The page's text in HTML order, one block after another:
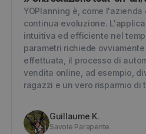
YOPlanning è, come
continua evoluzione.
intuitiva ed efficiente nel
parametri richiede
effettuata, il processo di
vendita online, ad esempio,
ragazzi e un vero risparmio di
Guillaume K.
Savoie Parapente